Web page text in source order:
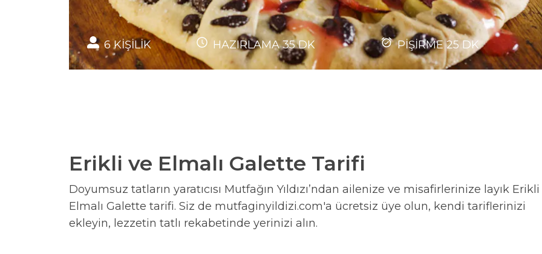
6 KİŞİLİK HAZIRLAMA 35 DK PİŞİRME 25 DK
Erikli ve Elmalı Galette Tarifi
Doyumsuz tatların yaratıcısı Mutfağın Yıldızı’ndan ailenize ve misafirlerinize layık Erikli
Elmalı Galette tarifi. Siz de mutfaginyildizi.com'a ücretsiz üye olun, kendi tariflerinizi
ekleyin, lezzetin tatlı rekabetinde yerinizi alın.